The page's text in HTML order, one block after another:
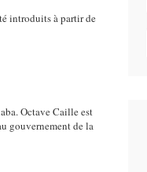
introduits à partir de
Octave Caille est
gouvernement de la